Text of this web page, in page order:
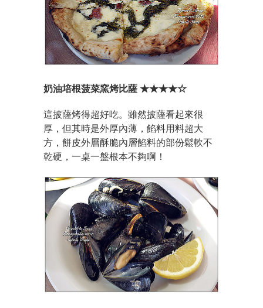
奶油培根菠菜窯烤比薩 ★★★★☆
這披薩烤得超好吃。雖然披薩看起來很
厚，但其時是外厚內薄，餡料用料超大
方，餅皮外層酥脆內層餡料的部份鬆軟不
乾硬，一桌一盤根本不夠啊！